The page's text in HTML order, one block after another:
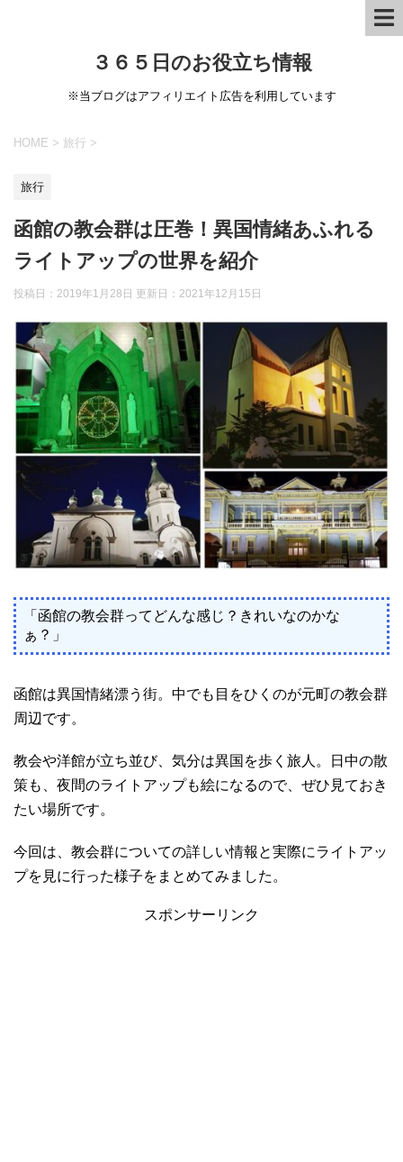
３６５日のお役立ち情報
※当ブログはアフィリエイト広告を利用しています
HOME > 旅行 >
旅行
函館の教会群は圧巻！異国情緒あふれる
ライトアップの世界を紹介
投稿日：2019年1月28日 更新日： 2021年12月15日
「函館の教会群ってどんな感じ？きれいなのかな
ぁ？」
函館は異国情緒漂う街。中でも目をひくのが元町の教会群
周辺です。
教会や洋館が立ち並び、気分は異国を歩く旅人。日中の散
策も、夜間のライトアップも絵になるので、ぜひ見ておき
たい場所です。
今回は、教会群についての詳しい情報と実際にライトアッ
プを見に行った様子をまとめてみました。
スポンサーリンク